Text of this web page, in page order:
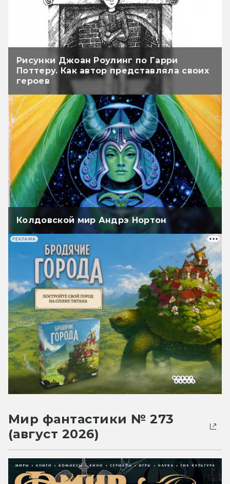
Рисунки Джоан Роулинг по Гарри
Поттеру. Как автор представляла своих
героев
Колдовской мир Андрэ Нортон
РЕКЛАМА
Мир фантастики № 273
(август 2026)